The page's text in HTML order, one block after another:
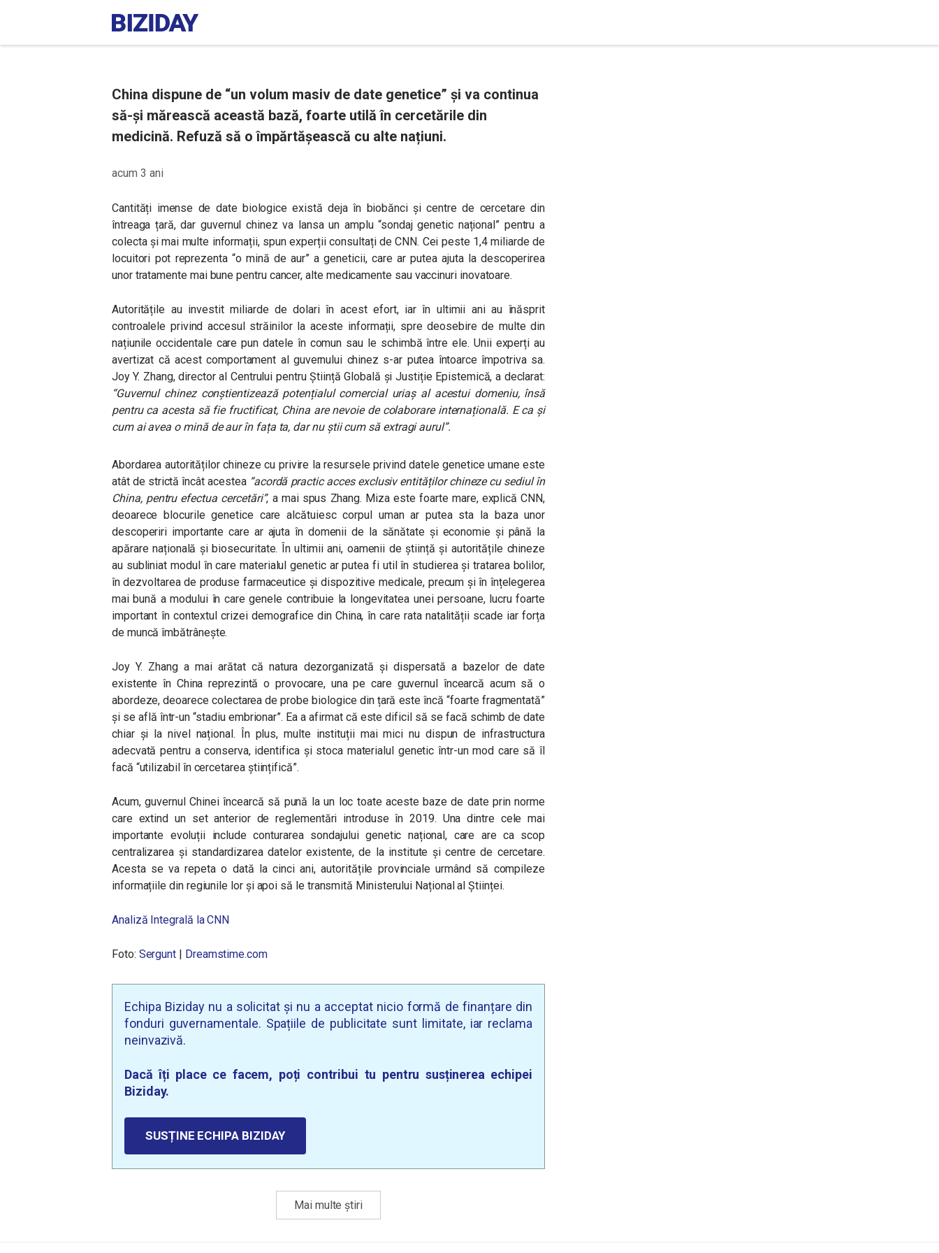
China dispune de “un volum masiv de date genetice” și va continua
să-și mărească această bază, foarte utilă în cercetările din
medicină. Refuză să o împărtășească cu alte națiuni.
acum 3 ani
Cantități imense de date biologice există deja în biobănci și centre de cercetare din
întreaga țară, dar guvernul chinez va lansa un amplu “sondaj genetic național” pentru a
colecta și mai multe informații, spun experții consultați de CNN. Cei peste 1,4 miliarde de
locuitori pot reprezenta “o mină de aur” a geneticii, care ar putea ajuta la descoperirea
unor tratamente mai bune pentru cancer, alte medicamente sau vaccinuri inovatoare.
Autoritățile au investit miliarde de dolari în acest efort, iar în ultimii ani au înăsprit
controalele privind accesul străinilor la aceste informații, spre deosebire de multe din
națiunile occidentale care pun datele în comun sau le schimbă între ele. Unii experți au
avertizat că acest comportament al guvernului chinez s-ar putea întoarce împotriva sa.
Joy Y. Zhang, director al Centrului pentru Știință Globală și Justiție Epistemică, a declarat:
“Guvernul chinez conștientizează potențialul comercial uriaș al acestui domeniu, însă
pentru ca acesta să fie fructificat, China are nevoie de colaborare internațională. E ca și
cum ai avea o mină de aur în fața ta, dar nu știi cum să extragi aurul”.
Abordarea autorităților chineze cu privire la resursele privind datele genetice umane este
atât de strictă încât acestea “acordă practic acces exclusiv entităților chineze cu sediul în
China, pentru efectua cercetări”, a mai spus Zhang. Miza este foarte mare, explică CNN,
deoarece blocurile genetice care alcătuiesc corpul uman ar putea sta la baza unor
descoperiri importante care ar ajuta în domenii de la sănătate și economie și până la
apărare națională și biosecuritate. În ultimii ani, oamenii de știință și autoritățile chineze
au subliniat modul în care materialul genetic ar putea fi util în studierea și tratarea bolilor,
în dezvoltarea de produse farmaceutice și dispozitive medicale, precum și în înțelegerea
mai bună a modului în care genele contribuie la longevitatea unei persoane, lucru foarte
important în contextul crizei demografice din China, în care rata natalității scade iar forța
de muncă îmbătrânește.
Joy Y. Zhang a mai arătat că natura dezorganizată și dispersată a bazelor de date
existente în China reprezintă o provocare, una pe care guvernul încearcă acum să o
abordeze, deoarece colectarea de probe biologice din țară este încă “foarte fragmentată”
și se află într-un “stadiu embrionar”. Ea a afirmat că este dificil să se facă schimb de date
chiar și la nivel național. În plus, multe instituții mai mici nu dispun de infrastructura
adecvată pentru a conserva, identifica și stoca materialul genetic într-un mod care să îl
facă “utilizabil în cercetarea științifică”.
Acum, guvernul Chinei încearcă să pună la un loc toate aceste baze de date prin norme
care extind un set anterior de reglementări introduse în 2019. Una dintre cele mai
importante evoluții include conturarea sondajului genetic național, care are ca scop
centralizarea și standardizarea datelor existente, de la institute și centre de cercetare.
Acesta se va repeta o dată la cinci ani, autoritățile provinciale urmând să compileze
informațiile din regiunile lor și apoi să le transmită Ministerului Național al Științei.
Analiză Integrală la CNN
Foto: Sergunt | Dreamstime.com
Echipa Biziday nu a solicitat și nu a acceptat nicio formă de finanțare din
fonduri guvernamentale. Spațiile de publicitate sunt limitate, iar reclama
neinvazivă.
Dacă îți place ce facem, poți contribui tu pentru susținerea echipei
Biziday.
SUSȚINE ECHIPA BIZIDAY
Mai multe știri